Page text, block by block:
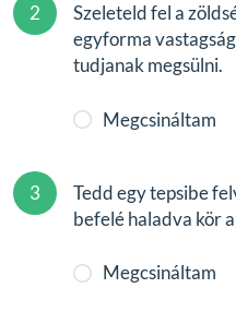
2
Szeleteld fel a
egyforma
tudjanak megsülni.
Megcsináltam
3
Tedd egy tepsibe
befelé haladva kör
Megcsináltam